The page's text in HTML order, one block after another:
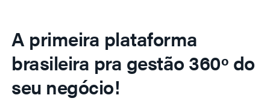
A primeira plataforma
brasileira pra gestão 360º do
seu negócio!